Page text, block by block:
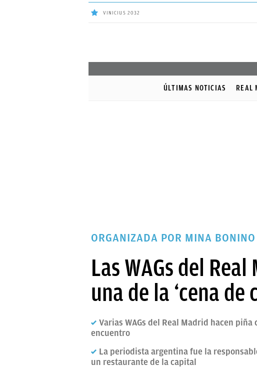
VINICIUS 2032
ÚLTIMAS
PAPARAZZI
ÚLTIMAS NOTICIAS REAL
ORGANIZADA POR MINA BONINO
Las WAGs del
una de la ‘cena de
Varias WAGs del Real Madrid hacen
encuentro
La periodista argentina fue la
un restaurante de la capital